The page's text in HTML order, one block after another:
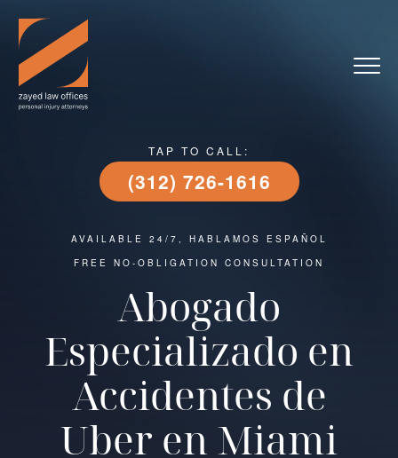
TAP TO CALL:
(312) 726-1616
AVAILABLE 24/7, HABLAMOS ESPAÑOL
FREE NO-OBLIGATION CONSULTATION
Abogado
Especializado en
Accidentes de
Uber en Miami